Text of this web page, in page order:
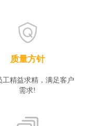
质量方针
工精益求精，满足客户
需求!